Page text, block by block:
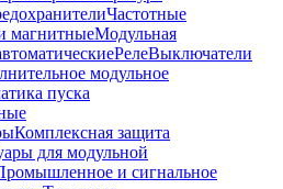
Частотные
магнитныеМодульная
РелеВыключатели
модульное
пуска
Комплексная защита
для модульной
и сигнальное